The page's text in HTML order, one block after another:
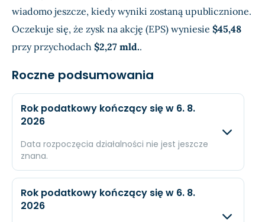
wiadomo jeszcze, kiedy wyniki zostaną upublicznione.
Oczekuje się, że zysk na akcję (EPS) wyniesie $45,48
przy przychodach $2,27 mld..
Roczne podsumowania
Rok podatkowy kończący się w 6. 8.
2026
Data rozpoczęcia działalności nie jest jeszcze
znana.
Przychody
Rok podatkowy kończący się w 6. 8.
2026